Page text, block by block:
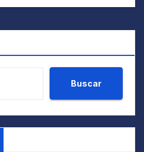
Buscar